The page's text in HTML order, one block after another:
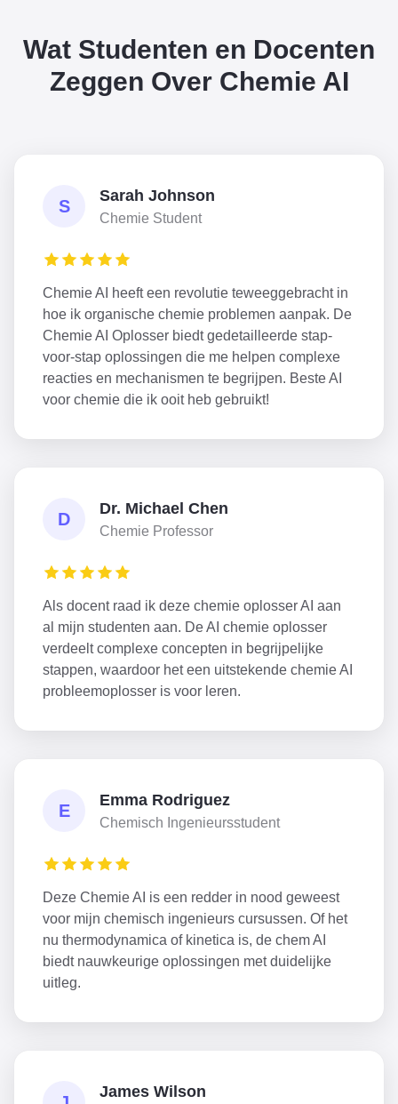
Wat Studenten en Docenten
Zeggen Over Chemie AI
S
Sarah Johnson
Chemie Student
Chemie AI heeft een revolutie teweeggebracht in
hoe ik organische chemie problemen aanpak. De
Chemie AI Oplosser biedt gedetailleerde stap-
voor-stap oplossingen die me helpen complexe
reacties en mechanismen te begrijpen. Beste AI
voor chemie die ik ooit heb gebruikt!
D
Dr. Michael Chen
Chemie Professor
Als docent raad ik deze chemie oplosser AI aan
al mijn studenten aan. De AI chemie oplosser
verdeelt complexe concepten in begrijpelijke
stappen, waardoor het een uitstekende chemie AI
probleemoplosser is voor leren.
E
Emma Rodriguez
Chemisch Ingenieursstudent
Deze Chemie AI is een redder in nood geweest
voor mijn chemisch ingenieurs cursussen. Of het
nu thermodynamica of kinetica is, de chem AI
biedt nauwkeurige oplossingen met duidelijke
uitleg.
James Wilson